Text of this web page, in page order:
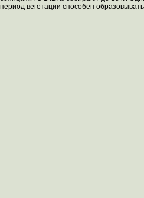
период вегетации способен